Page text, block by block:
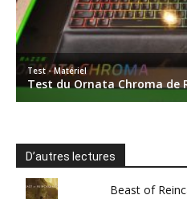
D’autres lectures
Beast of